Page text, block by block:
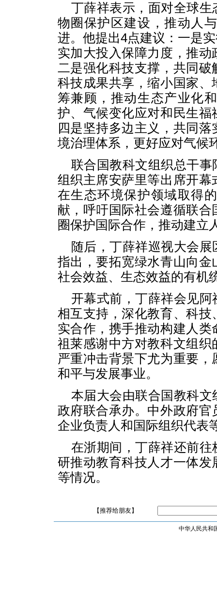
丁薛祥表示，面对全球
物圈保护区建设，推动人
进。他提出4点建议：一是
实加大投入保障力度，推
二是强化科技支撑，共同
科技成果共享，缩小国家
筹兼顾，推动生态产业化
护、气候变化应对和民生
四是坚持多边主义，共同
境治理体系，更好应对气候
联合国教科文组织总干
组织主席安萨里等出席开
在生态环境保护领域取得
献，呼吁国际社会遵循联
圈保护国际合作，推动建立
随后，丁薛祥巡视大会
指出，要拓宽绿水青山向
社会效益、生态效益的有机
开幕式前，丁薛祥会见
相互支持，深化教育、科
实合作，携手推动构建人
祖莱感谢中方对教科文组
严重冲击背景下尤为重要
和平与发展事业。
本届大会由联合国教科
政府联合承办。中外政府
企业负责人和国际组织代表
在浙期间，丁薛祥还前
研推动教育科技人才一体
等情况。
【推荐给朋友】
中华人民共和